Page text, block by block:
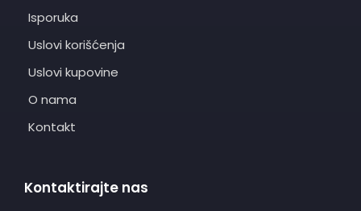
Isporuka
Uslovi korišćenja
Uslovi kupovine
O nama
Kontakt
Kontaktirajte nas